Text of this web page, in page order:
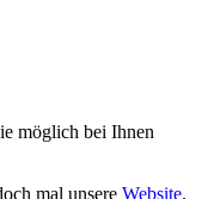
möglich bei Ihnen
mal unsere Website.